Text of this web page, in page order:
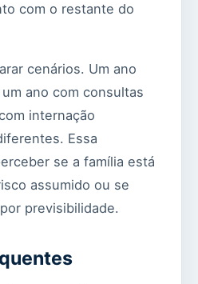
com o restante do
cenários. Um ano
ano com consultas
internação
Essa
se a família está
assumido ou se
previsibilidade.